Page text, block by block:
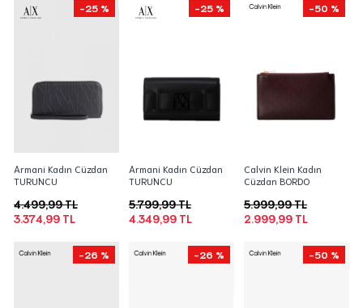
-25 %
Armani Kadın Cüzdan
TURUNCU
3.374,99 TL
4.499,99 TL
-25 %
Armani Kadın Cüzdan
TURUNCU
4.349,99 TL
5.799,99 TL
-50 %
Calvin Klein Kadın
Cüzdan BORDO
2.999,99 TL
5.999,99 TL
-26 % -26 % -50 %